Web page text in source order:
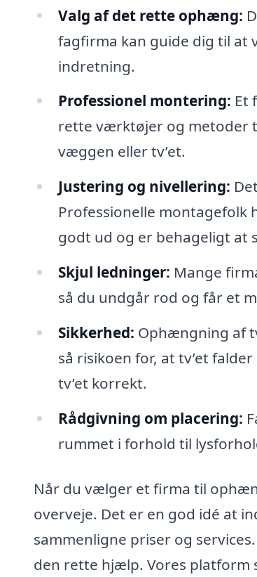
Valg af det rette ophæng:
fagfirma kan guide dig til at
indretning.
Professionel montering: Et
rette værktøjer og metoder
væggen eller tv’et.
Justering og nivellering:
Professionelle montagefolk
godt ud og er behageligt at
Skjul ledninger: Mange
så du undgår rod og får et
Sikkerhed: Ophængning af
så risikoen for, at tv’et
tv’et korrekt.
Rådgivning om placering:
rummet i forhold til
Når du vælger et firma til
overveje. Det er en god idé at
sammenligne priser og
den rette hjælp. Vores platform